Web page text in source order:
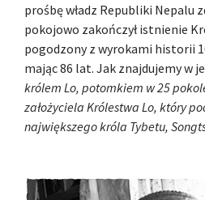
prośbę władz Republiki Nepalu
pokojowo zakończył istnienie
pogodzony z wyrokami historii
mając 86 lat. Jak znajdujemy w
królem Lo, potomkiem w 25
założyciela Królestwa Lo, który
największego króla Tybetu,